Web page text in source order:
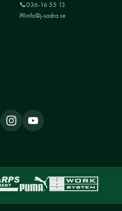
📞036-16 55 13
✉info@j-sodra.se